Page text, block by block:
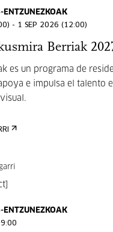
ENTZUNEZKOAK
- 1 SEP 2026 (12:00)
Berriak
es un programa de
e impulsa el talento
ENTZUNEZKOAK